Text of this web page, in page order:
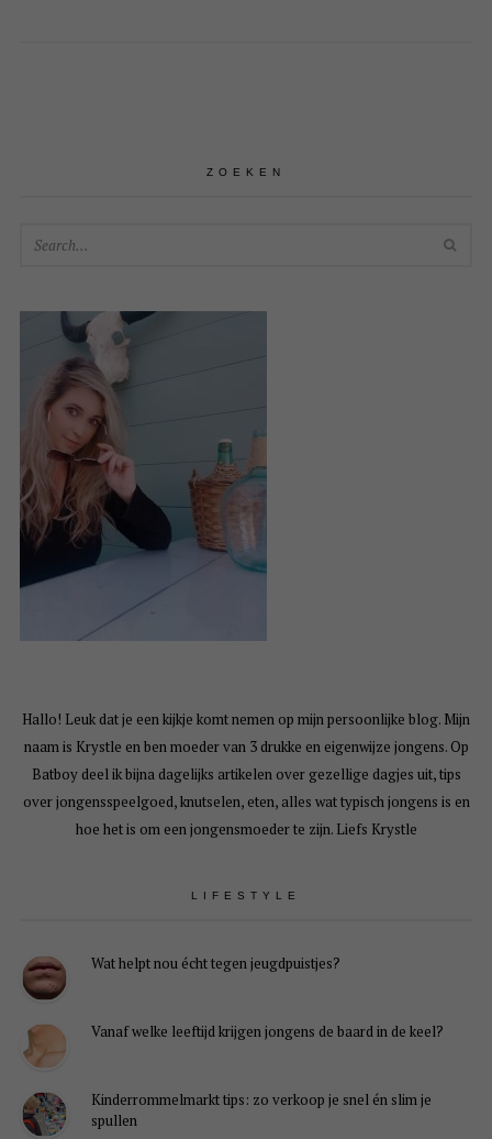
ZOEKEN
Hallo! Leuk dat je een kijkje komt nemen op mijn persoonlijke blog. Mijn
naam is Krystle en ben moeder van 3 drukke en eigenwijze jongens. Op
Batboy deel ik bijna dagelijks artikelen over gezellige dagjes uit, tips
over jongensspeelgoed, knutselen, eten, alles wat typisch jongens is en
hoe het is om een jongensmoeder te zijn. Liefs Krystle
LIFESTYLE
Wat helpt nou écht tegen jeugdpuistjes?
Vanaf welke leeftijd krijgen jongens de baard in de keel?
Kinderrommelmarkt tips: zo verkoop je snel én slim je
spullen